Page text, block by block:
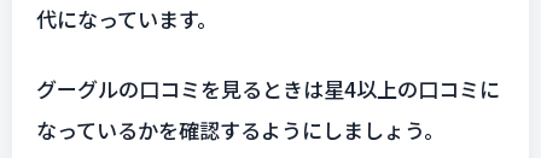
代になっています。
グーグルの口コミを見るときは星4以上の口コミに
なっているかを確認するようにしましょう。